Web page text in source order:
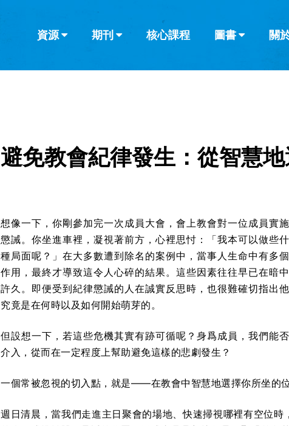
資源 期刊 核心課程 圖書 關
查看全部
查看全部
避免教會紀律發生：從智慧
想像一下，你剛參加完一次成員大會，會上教會對一位成員實
懲誡。你坐進車裡，凝視著前方，心裡思忖：「我本可以做些
種局面呢？」在大多數遭到除名的案例中，當事人生命中有多
作用，最終才導致這令人心碎的結果。這些因素往往早已在暗
許久。即便受到紀律懲誡的人在誠實反思時，也很難確切指出
究竟是在何時以及如何開始萌芽的。
但設想一下，若這些危機其實有跡可循呢？身爲成員，我們能否
介入，從而在一定程度上幫助避免這樣的悲劇發生？
一個常被忽視的切入點，就是——在教會中智慧地選擇你所坐的位
週日清晨，當我們走進主日聚會的場地、快速掃視哪裡有空位